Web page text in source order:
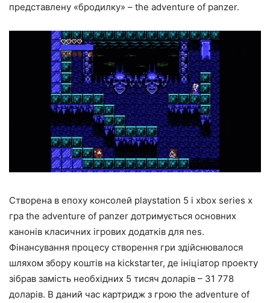
представлену «бродилку» – the adventure of panzer.
Створена в епоху консолей playstation 5 і xbox series x
гра the adventure of panzer дотримується основних
канонів класичних ігрових додатків для nes.
Фінансування процесу створення гри здійснювалося
шляхом збору коштів на kickstarter, де ініціатор проекту
зібрав замість необхідних 5 тисяч доларів – 31 778
доларів. В даний час картридж з грою the adventure of